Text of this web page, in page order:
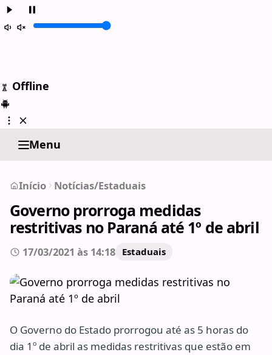
Offline
Menu
Início Notícias/Estaduais
Governo prorroga medidas
restritivas no Paraná até 1º de abril
17/03/2021 às 14:18 Estaduais
O Governo do Estado prorrogou até as 5 horas do
dia 1º de abril as medidas restritivas que estão em